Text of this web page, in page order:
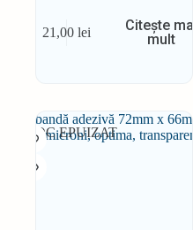
21,00 lei
Citește mai
mult
STOC EPUIZAT